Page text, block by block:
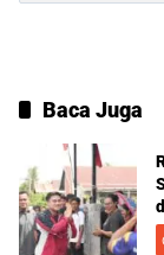
Baca Juga